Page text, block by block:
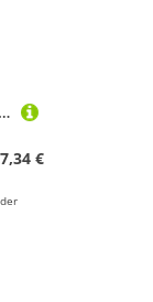
AnRMeT Teile 703-48261-01 Gashebel (Zum Öffnen drücken) for YA Boot Motor Control Box 703-48261 703-48261-11
€